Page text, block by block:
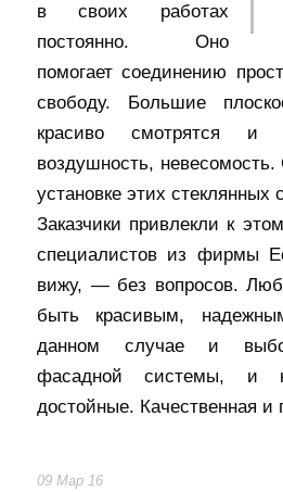
в своих работах
постоянно. Оно
помогает соединению
свободу. Большие
красиво смотрятся и
воздушность,
установке этих стеклянных
Заказчики привлекли к
специалистов из фирмы
вижу, — без вопросов.
быть красивым,
данном случае и
фасадной системы, и
достойные. Качественная и
09 Мар 16